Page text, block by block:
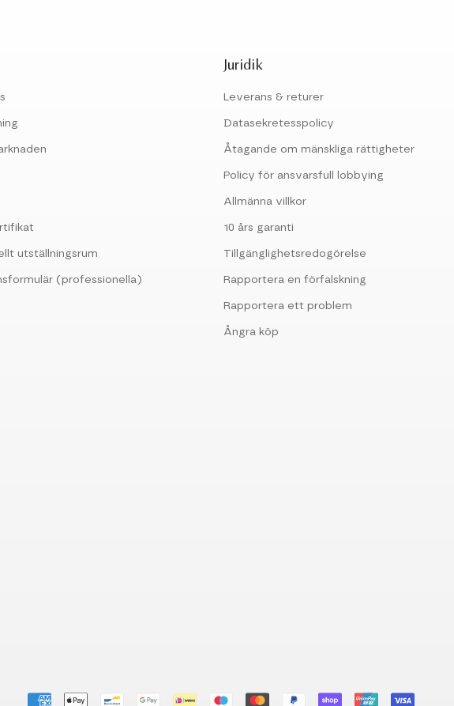
utställningsrum
(professionella)
Juridik
Leverans & returer
Datasekretesspolicy
Åtagande om mänskliga rättigheter
Policy för ansvarsfull lobbying
Allmänna villkor
10 års garanti
Tillgänglighetsredogörelse
Rapportera en förfalskning
Rapportera ett problem
Ångra köp